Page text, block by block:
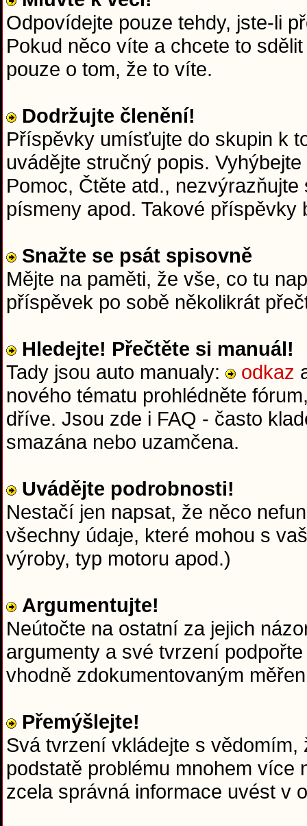
Odpovídejte pouze tehdy, jste-li
Pokud něco víte a chcete to
pouze o tom, že to víte.
Dodržujte členění!
Příspěvky umísťujte do skupin k
uvádějte stručný popis.
Pomoc, Čtěte atd.,
písmeny apod. Takové příspěvky
Snažte se psát spisovně
Mějte na paměti, že vše, co tu
příspěvek po sobě několikrát
Hledejte! Přečtěte si manuál!
Tady jsou auto manualy:
odkaz
nového tématu prohlédněte
dříve. Jsou zde i FAQ - často
smazána nebo uzamčena.
Uvádějte podrobnosti!
Nestačí jen napsat, že něco
všechny údaje, které mohou s
výroby, typ motoru apod.)
Argumentujte!
Neútočte na ostatní za jejich
argumenty a své tvrzení
vhodně zdokumentovaným
Přemýšlejte!
Svá tvrzení vkládejte s
podstatě problému mnohem více
zcela správná informace uvést v